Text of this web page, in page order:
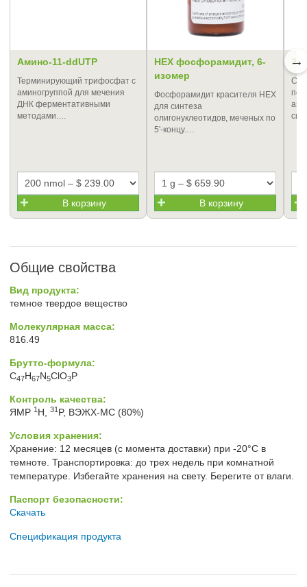
Амино-11-ddUTP
Терминирующий трифосфат с
аминогруппой для мечения
ДНК ферментативными
методами.…
В корзину
HEX фосфорамидит, 6-
изомер
Фосфорамидит красителя HEX
для синтеза
олигонуклеотидов, меченых по
5'-концу.…
В корзину
3'-
→
Общие свойства
Вид продукта:
темное твердое вещество
Молекулярная масса:
816.49
Брутто-формула:
C47H67N5ClO3P
Контроль качества:
ЯМР 1 H, 31 P, ВЭЖХ-МС (80%)
Условия хранения:
Хранение: 12 месяцев (с момента доставки) при -20°C в
темноте. Транспортировка: до трех недель при комнатной
температуре. Избегайте хранения на свету. Берегите от влаги.
Паспорт безопасности:
Скачать
Спецификация продукта